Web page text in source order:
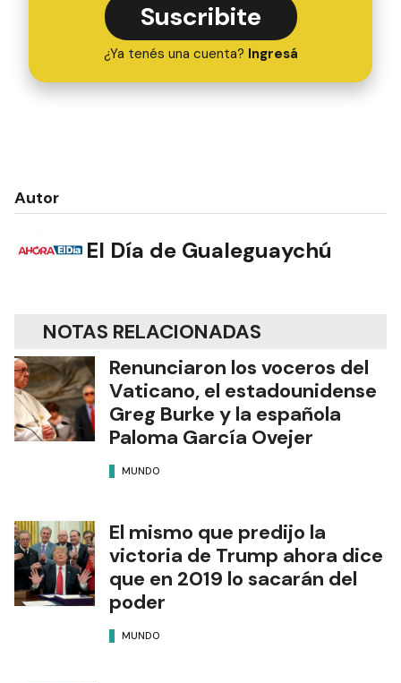
Suscribite
¿Ya tenés una cuenta? Ingresá
Autor
El Día de Gualeguaychú
NOTAS RELACIONADAS
Renunciaron los voceros del
Vaticano, el estadounidense
Greg Burke y la española
Paloma García Ovejer
MUNDO
El mismo que predijo la
victoria de Trump ahora dice
que en 2019 lo sacarán del
poder
MUNDO